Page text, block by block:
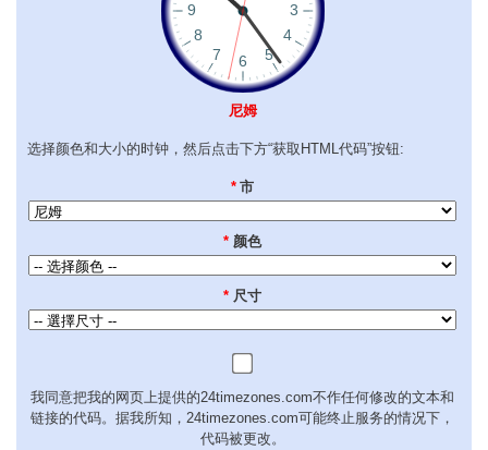
尼姆
选择颜色和大小的时钟，然后点击下方“获取HTML代码”按钮:
* 市
* 颜色
* 尺寸
我同意把我的网页上提供的24timezones.com不作任何修改的文本和
链接的代码。据我所知，24timezones.com可能终止服务的情况下，
代码被更改。